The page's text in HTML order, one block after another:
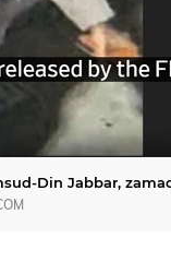
Din Jabbar,